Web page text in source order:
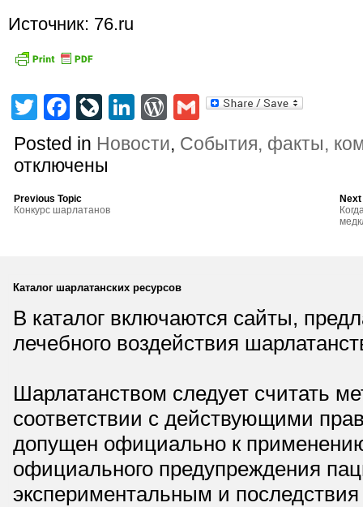
Источник: 76.ru
TwitterFacebook
LiveJournal
LinkedIn
WordPress
Gmail
Posted in Новости, События, факты,
отключены
Previous Topic
Конкурс шарлатанов
Каталог шарлатанских ресурсов
В каталог включаются сайты,
лечебного воздействия
Шарлатанством следует считать
соответствии с действующими
допущен официально к
официального предупреждения
экспериментальным и